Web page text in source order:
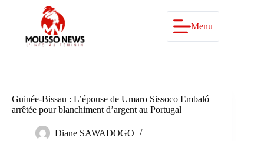
Menu
Guinée-Bissau : L’épouse de Umaro Sissoco Embaló
arrêtée pour blanchiment d’argent au Portugal
Diane SAWADOGO